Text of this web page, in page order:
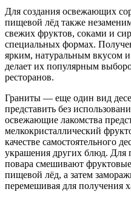
Для создания освежающих
пищевой лёд также
свежих фруктов, соками и
специальных формах.
ярким, натуральным вкусом
делает их популярным
ресторанов.
Граниты — еще один вид
представить без
освежающие лакомства
мелкокристаллический
качестве самостоятельного
украшения других блюд. Для
повара смешивают
пищевой лёд, а затем
перемешивая для получения